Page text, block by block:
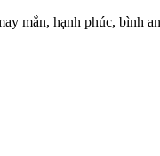
mắn, hạnh phúc, bình